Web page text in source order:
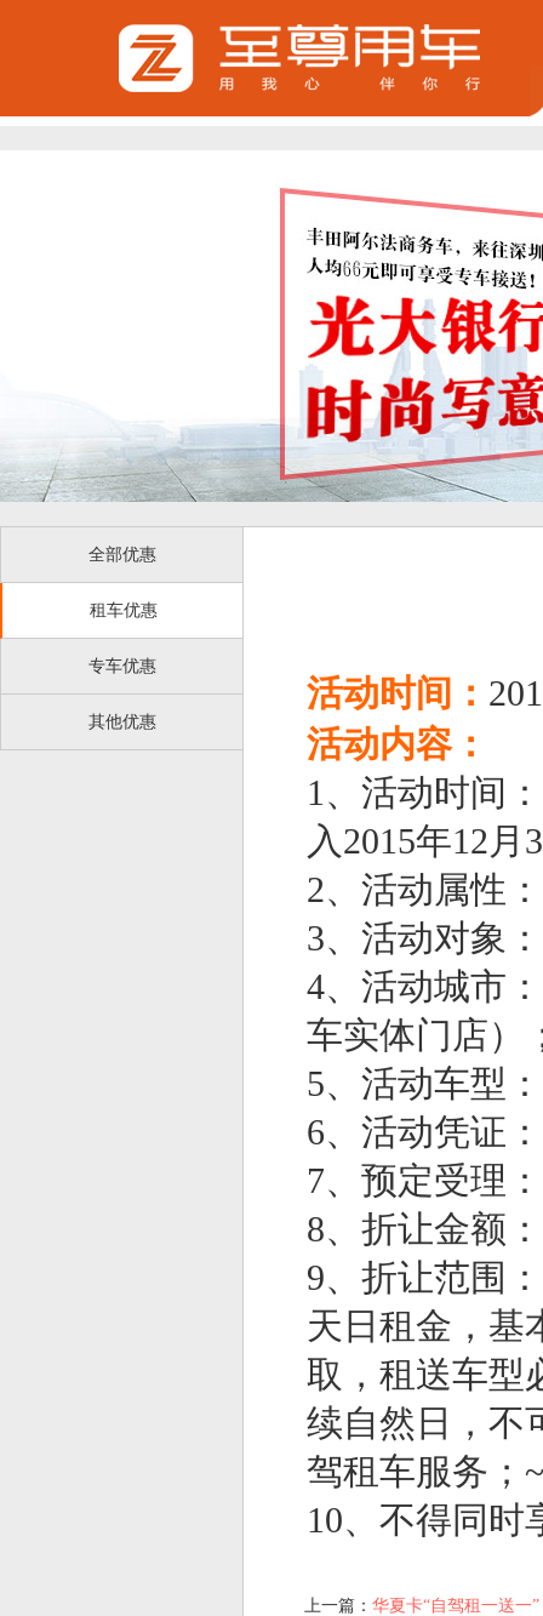
全部优惠
租车优惠
专车优惠
其他优惠
活动时间：
活动内容：
1、活动时间
入2015年12
2、活动属性
3、活动对象
4、活动城市
车实体门店）
5、活动车型
6、活动凭证
7、预定受理
8、折让金额
9、折让范围
天日租金，基
取，租送车型
续自然日，不
驾租车服务；~
10、不得同时
上一篇： 华夏卡“自驾租一送一”